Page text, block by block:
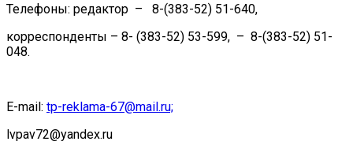
Телефоны: редактор – 8-(383-52) 51-640,
корреспонденты – 8- (383-52) 53-599, – 8-(383-52) 51-
048.
E-mail: tp-reklama-67@mail.ru;
lvpav72@yandex.ru